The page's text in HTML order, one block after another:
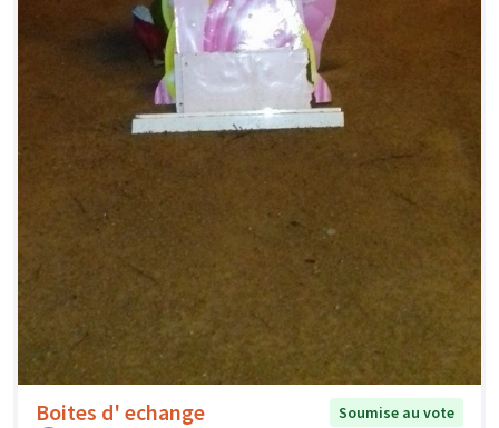
Boites d' echange
Soumise au vote